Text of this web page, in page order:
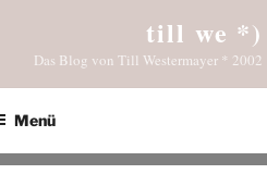
till we *)
Das Blog von Till Westermayer * 2002
Menü